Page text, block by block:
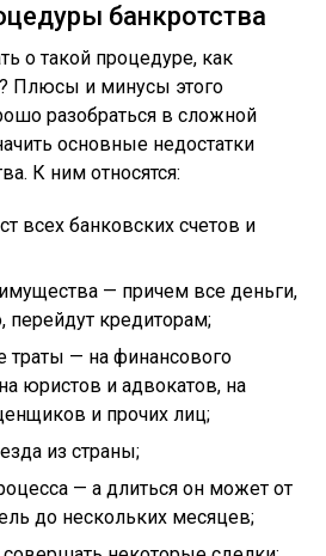
банкротства
о такой процедуре, как
Плюсы и минусы этого
разобраться в сложной
основные недостатки
К ним относятся:
всех банковских счетов и
— причем все деньги,
перейдут кредиторам;
траты — на финансового
юристов и адвокатов, на
и прочих лиц;
из страны;
— а длиться он может от
до нескольких месяцев;